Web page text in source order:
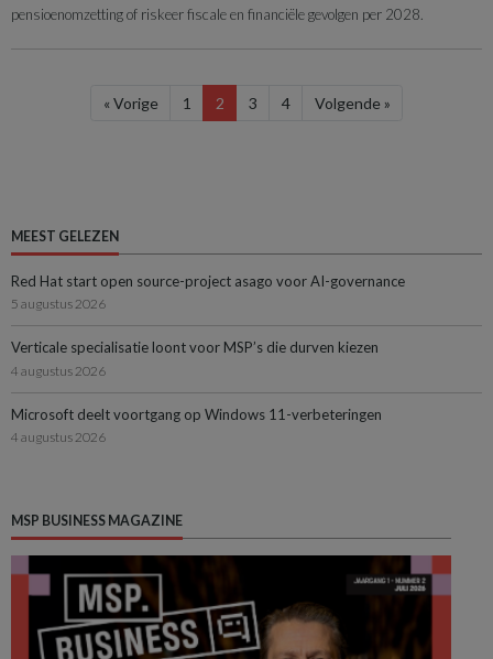
pensioenomzetting of riskeer fiscale en financiële gevolgen per 2028.
« Vorige 1 2 3 4 Volgende »
MSP BUSINESS MAGAZINE
MEEST GELEZEN
Red Hat start open source-project asago voor AI-governance
5 augustus 2026
Verticale specialisatie loont voor MSP’s die durven kiezen
4 augustus 2026
Microsoft deelt voortgang op Windows 11-verbeteringen
4 augustus 2026